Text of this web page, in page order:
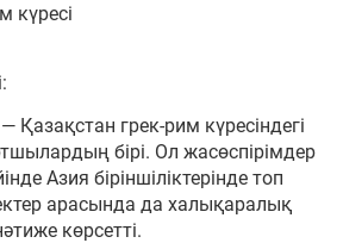
күресі
Қазақстан грек-рим күресіндегі
бірі. Ол жасөспірімдер
Азия біріншіліктерінде топ
арасында да халықаралық
көрсетті.